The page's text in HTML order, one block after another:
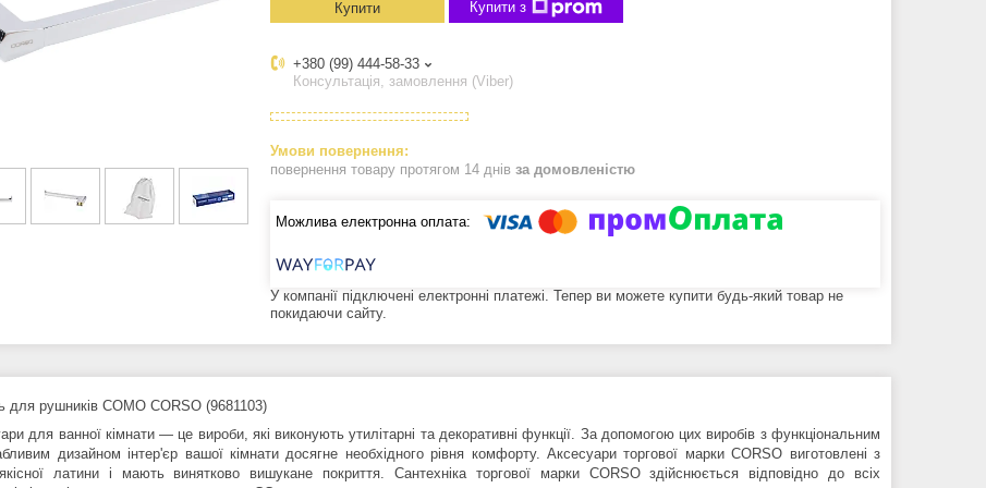
Купити Купити з
+380 (99) 444-58-33
Консультація, замовлення (Viber)
повернення товару протягом 14 днів за домовленістю
У компанії підключені електронні платежі. Тепер ви можете купити будь-який товар не
покидаючи сайту.
для рушників COMO CORSO (9681103)
для ванної кімнати — це вироби, які виконують утилітарні та декоративні функції. За допомогою цих виробів з функціональним
дизайном інтер'єр вашої кімнати досягне необхідного рівня комфорту. Аксесуари торгової марки CORSO виготовлені з
латини і мають винятково вишукане покриття. Сантехніка торгової марки CORSO здійснюється відповідно до всіх